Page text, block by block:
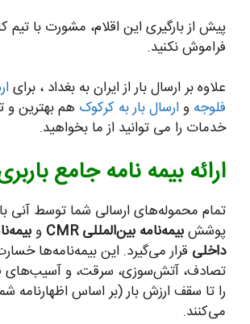
پیش از بارگیری این اقلام، مشورت با تیم
فراموش نکنید.
علاوه بر ارسال بار از ایران به بغداد ، برای
فلوجه وارسال بار به کرکوک هم بهترین
خدمات را می توانید از ما بخواهید.
ارائه بیمه نامه جامع
تمام محموله‌های ارسالی شما توسط آنی
پوششبیمه‌نامه بین‌المللی CMR و
داخلی قرار می‌گیرد. این بیمه‌نامه‌ها
تصادف، آتش‌سوزی، سرقت، و آسیب‌های
را تا سقف ارزش بار (بر اساس اظهارنامه
می‌کنند.